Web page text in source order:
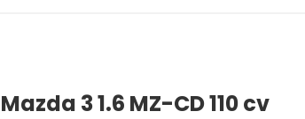
Mazda 3 1.6 MZ-CD 110 cv